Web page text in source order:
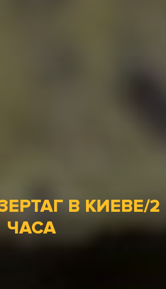
В КИЕВЕ/2
ЧАСА